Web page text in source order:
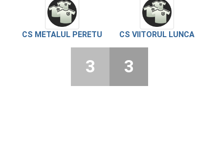
CS METALUL PERETU CS VIITORUL LUNCA
3 3